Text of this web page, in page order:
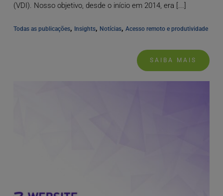
(VDI). Nosso objetivo, desde o início em 2014, era [...]
Todas as publicações, Insights, Notícias, Acesso remoto e produtividade
SAIBA MAIS